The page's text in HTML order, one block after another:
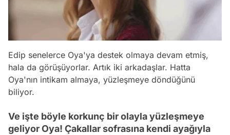
Edip senelerce Oya'ya destek olmaya devam etmiş,
hala da görüşüyorlar. Artık iki arkadaşlar. Hatta
Oya'nın intikam almaya, yüzleşmeye döndüğünü
biliyor.
Ve işte böyle korkunç bir olayla yüzleşmeye
geliyor Oya! Çakallar sofrasına kendi ayağıyla